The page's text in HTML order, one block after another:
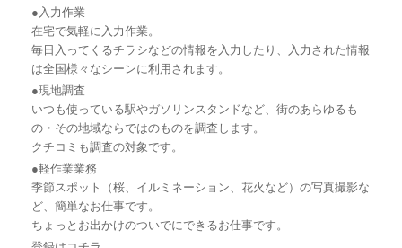
●入力作業
在宅で気軽に入力作業。
毎日入ってくるチラシなどの情報を入力したり、入力された情報
は全国様々なシーンに利用されます。
●現地調査
いつも使っている駅やガソリンスタンドなど、街のあらゆるも
の・その地域ならではのものを調査します。
クチコミも調査の対象です。
●軽作業業務
季節スポット（桜、イルミネーション、花火など）の写真撮影な
ど、簡単なお仕事です。
ちょっとお出かけのついでにできるお仕事です。